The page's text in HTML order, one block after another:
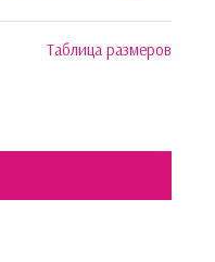
Таблица размеров